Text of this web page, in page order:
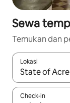
Sewa
Temukan dan
Lokasi
Jika hasil
Check-in